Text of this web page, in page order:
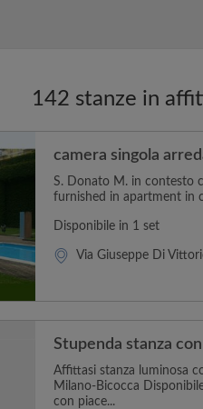
142 stanze in
camera singola
S. Donato M. in contesto
furnished in apartment in
Disponibile in 1 set
Via Giuseppe Di
Stupenda stanza
Affittasi stanza luminosa
Milano-Bicocca
con piace...